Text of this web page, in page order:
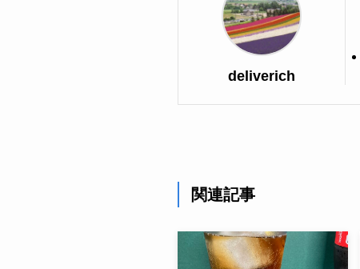
deliverich
関連記事